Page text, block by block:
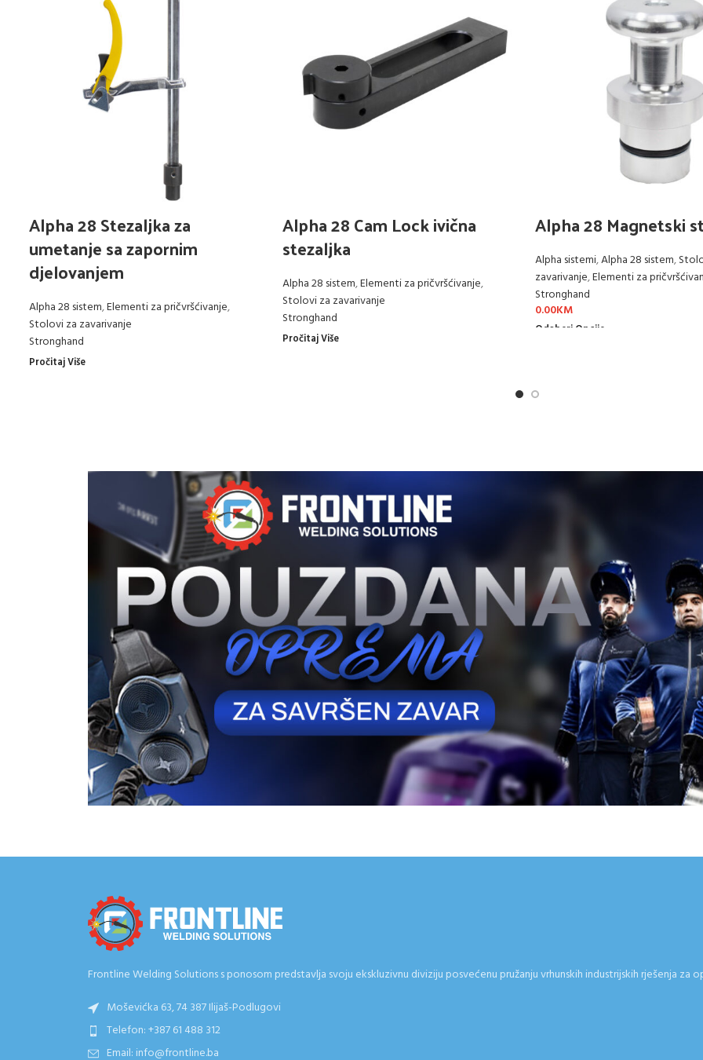
Alpha 28 Stezaljka za
umetanje sa zapornim
djelovanjem
Alpha 28 sistem,Elementi za pričvršćivanje,
Stolovi za zavarivanje
Stronghand
Pročitaj Više
Alpha 28 Cam Lock ivična
stezaljka
Alpha 28 sistem,Elementi za pričvršćivanje,
Stolovi za zavarivanje
Stronghand
Pročitaj Više
Alpha 28 Magnetski
Alpha sistemi,Alpha 28 sistem,
zavarivanje,Elementi za
Stronghand
0.00KM
Odaberi Opcije
Frontline Welding Solutions s ponosom predstavlja svoju ekskluzivnu diviziju posvećenu pružanju vrhunskih industrijskih rješenja
Moševićka 63, 74 387 Ilijaš-Podlugovi
Telefon: +387 61 488 312
Email: info@frontline.ba